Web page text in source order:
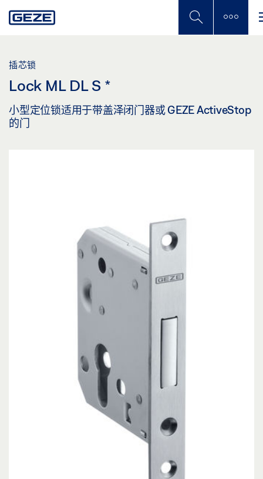
to
插芯锁
Lock ML DL S *
小型定位锁适用于带盖泽闭门器或 GEZE ActiveStop
的门